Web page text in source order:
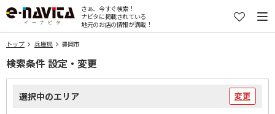
さぁ、今すぐ検索！
ナビタに掲載されている
地元のお店の情報が満載！
トップ 兵庫県 豊岡市
検索条件 設定・変更
選択中のエリア 変更